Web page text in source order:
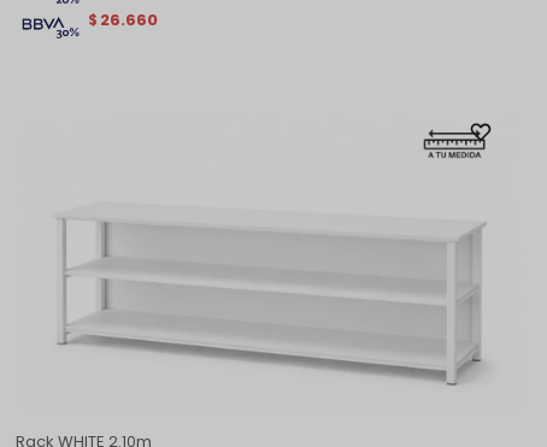
$ 26.660
Rack WHITE 2.10m